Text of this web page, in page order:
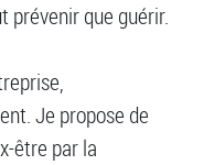
prévenir que guérir.
Je propose de
être par la